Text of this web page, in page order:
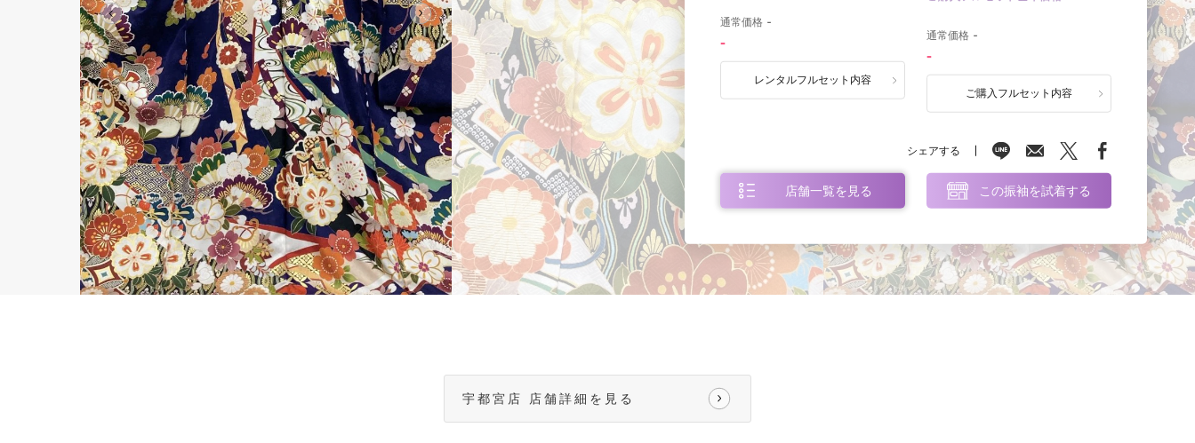
通常価格 -
-
レンタルフルセット内容
通常価格 -
-
ご購入フルセット内容
シェアする
店舗一覧を見る この振袖を試着する
宇都宮店 店舗詳細を見る